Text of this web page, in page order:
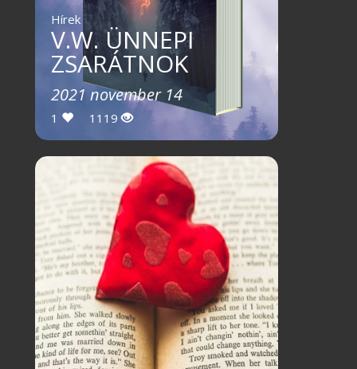
Hírek
V.W. ÜNNEPI
ZSARÁTNOK
2021 november 14
1 1119